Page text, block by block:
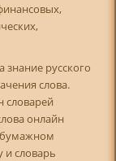
знание русского
слова.
словарей
онлайн
бумажном
и словарь